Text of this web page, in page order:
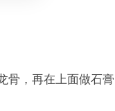
骨，再在上面做石膏